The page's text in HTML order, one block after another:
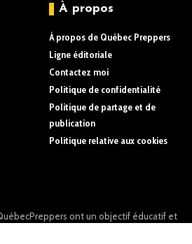
À propos
À propos de Québec Preppers
Ligne éditoriale
Contactez moi
Politique de confidentialité
Politique de partage et de
publication
Politique relative aux cookies
ont un objectif éducatif et